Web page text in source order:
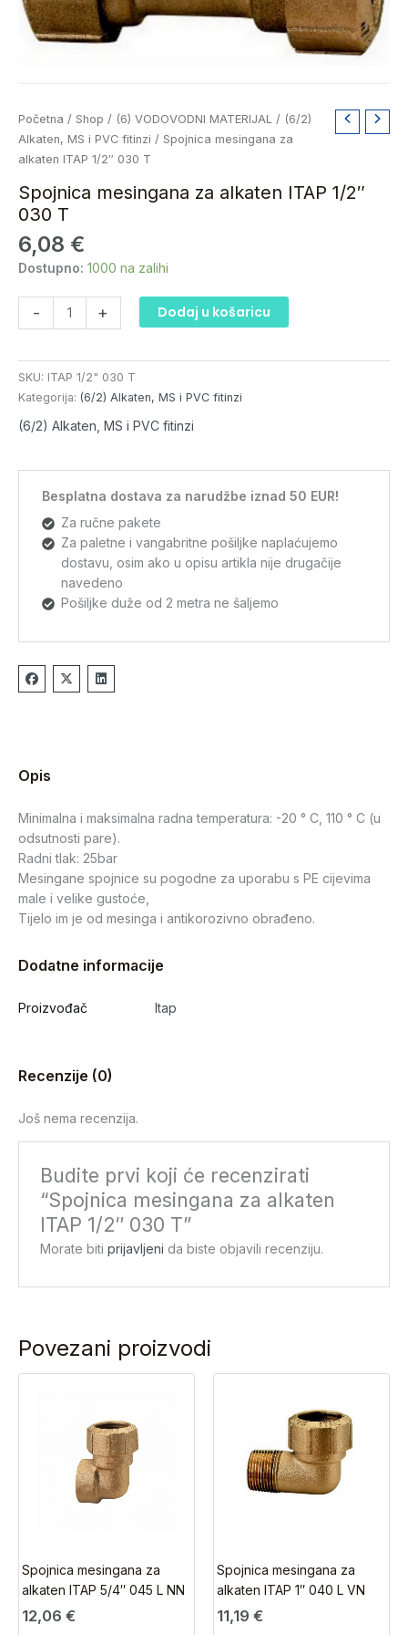
Početna / Shop / (6) VODOVODNI MATERIJAL / (6/2)
Alkaten, MS i PVC fitinzi / Spojnica mesingana za
alkaten ITAP 1/2″ 030 T
Spojnica mesingana za alkaten ITAP 1/2″
030 T
6,08 €
Dostupno: 1000 na zalihi
-
Spojnica
mesingana
za
ITAP
1/2"
030
količina
+ Dodaj u košaricu
SKU: ITAP 1/2" 030 T
Kategorija: (6/2) Alkaten, MS i PVC fitinzi
(6/2) Alkaten, MS i PVC fitinzi
Besplatna dostava za narudžbe iznad 50 EUR!
Za ručne pakete
Za paletne i vangabritne pošiljke naplaćujemo
dostavu, osim ako u opisu artikla nije drugačije
navedeno
Pošiljke duže od 2 metra ne šaljemo
Opis
Minimalna i maksimalna radna temperatura: -20 ° C, 110 ° C (u
odsutnosti pare).
Radni tlak: 25bar
Mesingane spojnice su pogodne za uporabu s PE cijevima
male i velike gustoće,
Tijelo im je od mesinga i antikorozivno obrađeno.
Dodatne informacije
Proizvođač Itap
Recenzije (0)
Još nema recenzija.
Budite prvi koji će recenzirati
“Spojnica mesingana za alkaten
ITAP 1/2″ 030 T”
Morate bitiprijavljeni da biste objavili recenziju.
Povezani proizvodi
Spojnica mesingana za
alkaten ITAP 5/4″ 045 L NN
12,06 €
Spojnica mesingana za
alkaten ITAP 1″ 040 L VN
11,19 €